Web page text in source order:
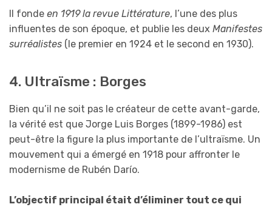
Il fonde en 1919 la revue Littérature, l’une des plus
influentes de son époque, et publie les deux Manifestes
surréalistes (le premier en 1924 et le second en 1930).
4. Ultraïsme : Borges
Bien qu’il ne soit pas le créateur de cette avant-garde,
la vérité est que Jorge Luis Borges (1899-1986) est
peut-être la figure la plus importante de l’ultraïsme. Un
mouvement qui a émergé en 1918 pour affronter le
modernisme de Rubén Darío.
L’objectif principal était d’éliminer tout ce qui